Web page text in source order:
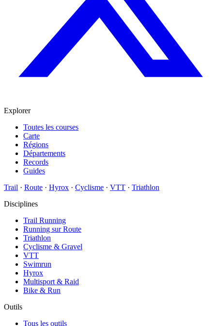
Explorer
Toutes les courses
Carte
Régions
Départements
Records
Guides
Trail · Route · Hyrox · Cyclisme · VTT · Triathlon
Disciplines
Trail Running
Running sur Route
Triathlon
Cyclisme & Gravel
VTT
Swimrun
Hyrox
Multisport & Raid
Bike & Run
Outils
Tous les outils